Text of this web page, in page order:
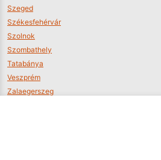
Szeged
Székesfehérvár
Szolnok
Szombathely
Tatabánya
Veszprém
Zalaegerszeg